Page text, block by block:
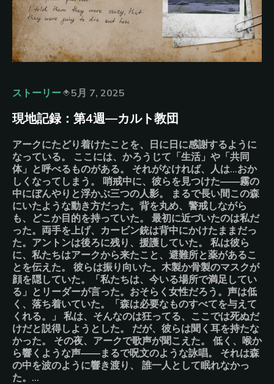
ストーリー 5月 7, 2025
現地記録：第4週––カルト教団
アークにたどり着けたことを、日に日に感謝するように
なっている。 ここには、かろうじて「生活」や「共同
体」と呼べるものがある。 それがなければ、人は…おか
しくなってしまう。 哨戒中に、彼らを見つけた――霧の
中にぼんやりと浮かぶ三つの人影。 まるで長い間この森
にいたような動き方だった。背を丸め、警戒しながら
も、どこか目的を持っていた。 最初に近づいたのは私だ
った。両手を上げ、カービン銃は背中にかけたままだっ
た。アントンは後ろに残り、援護していた。 私は彼ら
に、私たちはアークから来たこと、避難所と薬があるこ
とを伝えた。 彼らは振り向いた。木製か骨製のマスクが
顔を隠していた。「私たちは、今いる場所で満足してい
る」とリーダーが言った。おそらく女性だろう。声は低
く、落ち着いていた。「森は必要なものすべてを与えて
くれる。」 私は、そんなのは狂ってる、ここでは死ぬだ
けだと説得しようとした。 だが、彼らは聞く耳を持たな
かった。 その夜、アークで歌声が聞こえた。 低く、喉か
ら響くような声――まるで呪文のような詠唱。 それは森
の中を波のように響き渡り、 誰一人として眠れなかっ
た。…